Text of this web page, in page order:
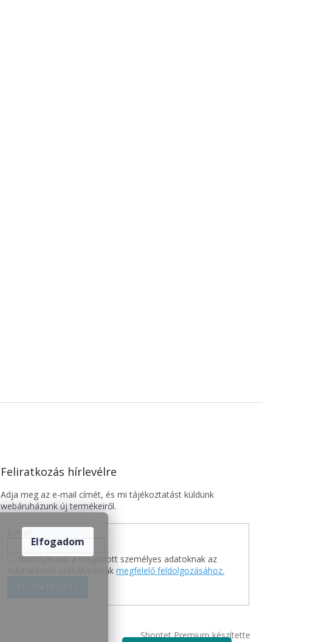
Elfogadom
Feliratkozás hírlevélre
Adja meg az e-mail címét, és mi tájékoztatást küldünk
webáruházunk új termékeiről.
E-mail
Hozzájárulok a megadott személyes adatoknak az
Adatvédelmi szabályzatnakmegfelelő feldolgozásához.
Shoptet Premium készítette